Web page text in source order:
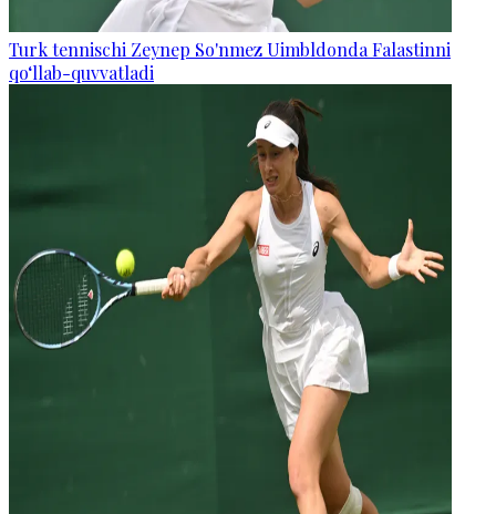
Turk tennischi Zeynep So'nmez Uimbldonda Falastinni
qo‘llab-quvvatladi